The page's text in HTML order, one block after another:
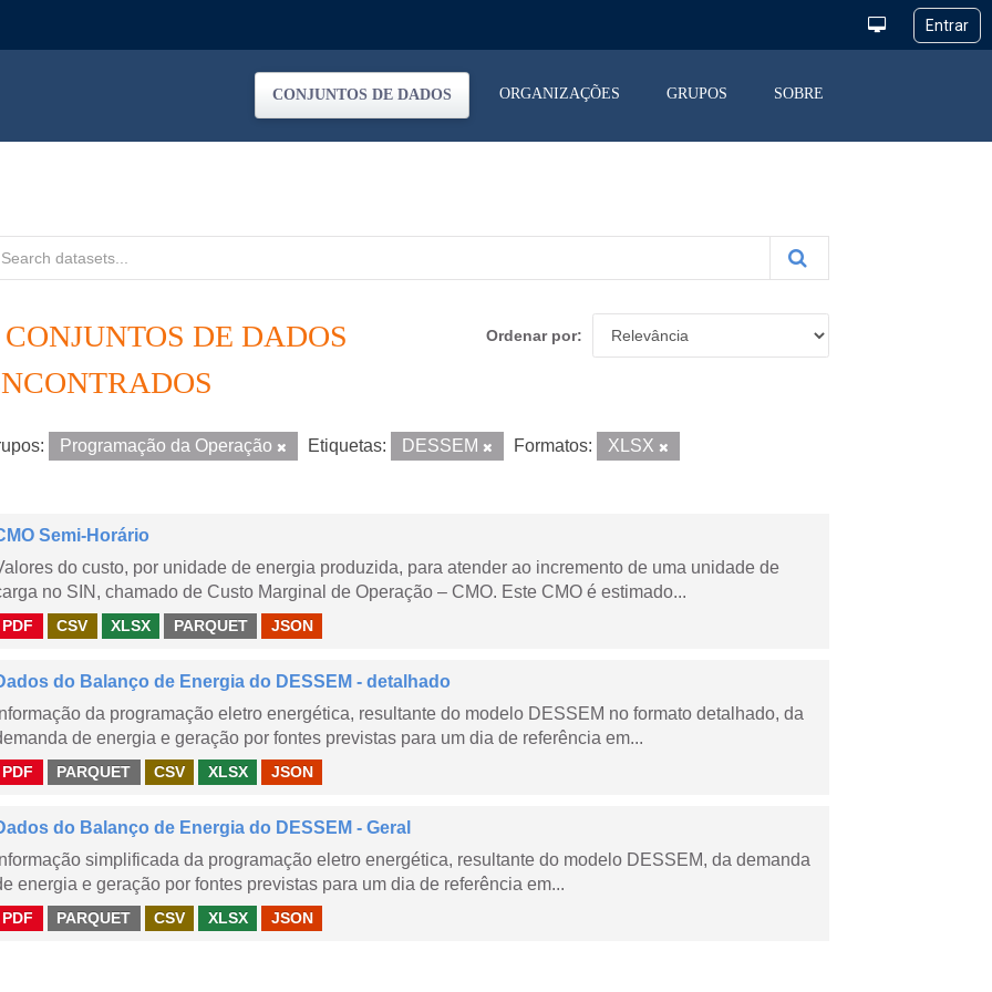
CONJUNTOS DE DADOS ORGANIZAÇÕES GRUPOS SOBRE
Ordenar por
CONJUNTOS DE DADOS
Programação da Operação Etiquetas: DESSEM Formatos: XLSX
Semi-Horário
do custo, por unidade de energia produzida, para atender ao incremento de uma unidade de
no SIN, chamado de Custo Marginal de Operação – CMO. Este CMO é estimado...
PDF CSV XLSX PARQUET JSON
do Balanço de Energia do DESSEM - detalhado
Informação da programação eletro energética, resultante do modelo DESSEM no formato detalhado, da
de energia e geração por fontes previstas para um dia de referência em...
PDF PARQUET CSV XLSX JSON
do Balanço de Energia do DESSEM - Geral
Informação simplificada da programação eletro energética, resultante do modelo DESSEM, da demanda
energia e geração por fontes previstas para um dia de referência em...
PDF PARQUET CSV XLSX JSON